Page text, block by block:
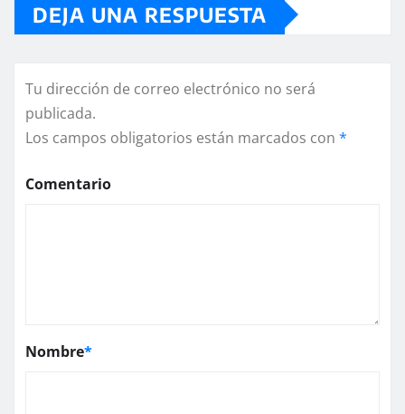
DEJA UNA RESPUESTA
Tu dirección de correo electrónico no será
publicada.
Los campos obligatorios están marcados con *
Comentario
Nombre*